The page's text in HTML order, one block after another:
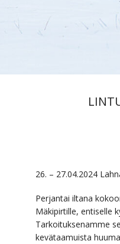
26. – 27.04.2024
Perjantai iltana
Mäkipirtille, entiselle
Tarkoituksenamme
kevätaamuista